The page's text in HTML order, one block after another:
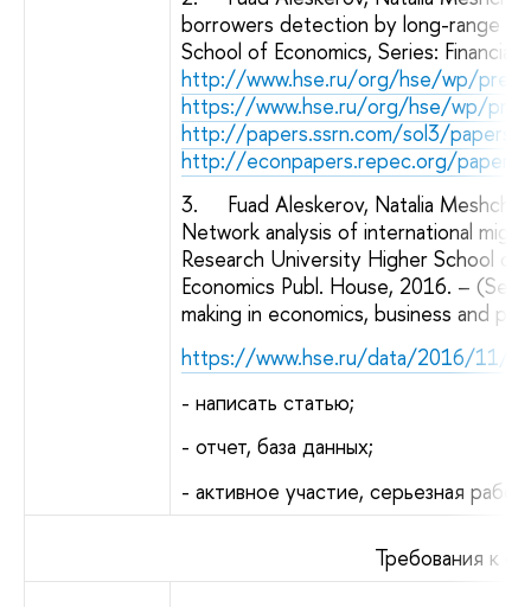
borrowers detection by long-range
School of Economics, Series:
http://www.hse.ru/org/hse/wp/
https://www.hse.ru/org/hse/wp/
http://papers.ssrn.com/sol3/
http://econpapers.repec.org/paper/
3. Fuad Aleskerov, Natalia
Network analysis of international
Research University Higher School
Economics Publ. House, 2016. –
making in economics, business and
https://www.hse.ru/data/2016/11/
- написать статью;
- отчет, база данных;
- активное участие, серьезная
Требования к